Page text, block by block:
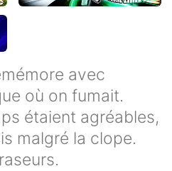
avec
où on fumait.
étaient agréables,
malgré la clope.